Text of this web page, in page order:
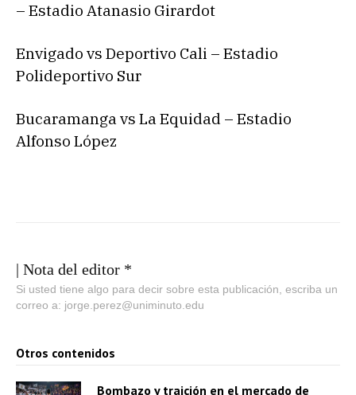
– Estadio Atanasio Girardot
Envigado vs Deportivo Cali – Estadio
Polideportivo Sur
Bucaramanga vs La Equidad – Estadio
Alfonso López
| Nota del editor *
Si usted tiene algo para decir sobre esta publicación, escriba un
correo a: jorge.perez@uniminuto.edu
Otros contenidos
Bombazo y traición en el mercado de